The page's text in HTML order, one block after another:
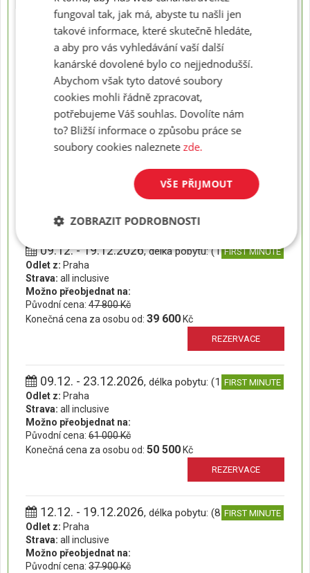
Odlet z: Praha
Strava:all inclusive
Možno přeobjednat na:
Původní cena:
61 000 Kč
Konečná cena za osobu od: 50 500
REZERVACE
09.12. - 16.12.2026, délka pobytu: (8 dní)FIRST MINUTE
Odlet z:Praha
Strava:all inclusive
Konečná cena za osobu od:
31 400 Kč
09.12. - 19.12.2026, délka pobytu: (11 dní)FIRST MINUTE
Odlet z: Praha
Strava: all inclusive
Možno přeobjednat na:
Původní cena: 47 800 Kč
Konečná cena za osobu od: 39 600 Kč
REZERVACE
09.12. - 23.12.2026, délka pobytu: (15 dní)FIRST MINUTE
Odlet z: Praha
Strava: all inclusive
Možno přeobjednat na:
Původní cena: 61 000 Kč
Konečná cena za osobu od: 50 500 Kč
REZERVACE
12.12. - 19.12.2026, délka pobytu: (8 dní)FIRST MINUTE
Odlet z: Praha
Strava: all inclusive
Možno přeobjednat na:
Původní cena: 37 900 Kč
fungoval tak, jak má, abyste tu našli jen
takové informace, které skutečně hledáte,
a aby pro vás vyhledávání vaší další
kanárské dovolené bylo co nejjednodušší.
Abychom však tyto datové soubory
cookies mohli řádně zpracovat,
potřebujeme Váš souhlas. Dovolíte nám
to? Bližší informace o způsobu práce se
soubory cookies naleznetezde.
VŠE PŘIJMOUT
ZOBRAZIT PODROBNOSTI